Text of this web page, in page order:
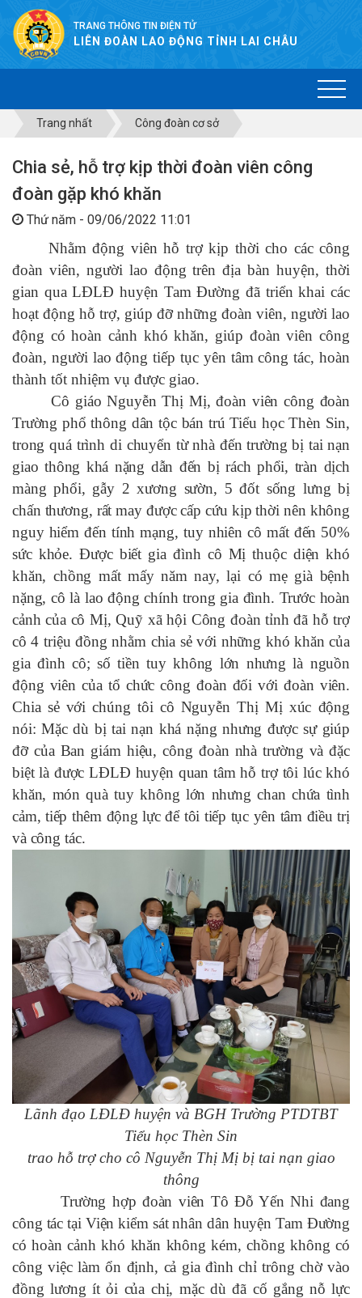
TRANG THÔNG TIN ĐIỆN TỬ
LIÊN ĐOÀN LAO ĐỘNG TỈNH LAI CHÂU
Trang nhất Công đoàn cơ sở
Chia sẻ, hỗ trợ kịp thời đoàn viên công
đoàn gặp khó khăn
Thứ năm - 09/06/2022 11:01
Nhằm động viên hỗ trợ kịp thời cho các công
đoàn viên, người lao động trên địa bàn huyện, thời
gian qua LĐLĐ huyện Tam Đườngđã triển khai các
hoạt động hỗ trợ, giúp đỡ những đoàn viên, người lao
động có hoàn cảnh khó khăn, giúp đoàn viên công
đoàn, người lao động tiếp tục yên tâm công tác, hoàn
thành tốt nhiệm vụ được giao.
Cô giáo Nguyễn Thị Mị, đoàn viên công đoàn
Trường phổ thông dân tộc bán trú Tiểu học Thèn Sin,
trong quá trình di chuyển từ nhà đến trường bị tai nạn
giao thông khá nặng dẫn đến bị rách phổi, tràn dịch
màng phổi, gẫy 2 xương sườn, 5 đốt sống lưng bị
chấn thương, rất may được cấp cứu kịp thời nên không
nguy hiểm đến tính mạng, tuy nhiên cô mất đến 50%
sức khỏe.Được biết gia đình cô Mị thuộc diện khó
khăn, chồng mấtmấynăm nay, lại có mẹ già bệnh
nặng, cô là lao động chính trong gia đình. Trước hoàn
cảnh của cô Mị, Quỹ xã hội Công đoàn tỉnh đã hỗ trợ
cô 4 triệu đồng nhằm chia sẻ với những khó khăn của
gia đình cô; số tiền tuy không lớn nhưng là nguồn
động viên của tổ chức công đoàn đối với đoàn viên.
Chia sẻ với chúng tôi cô Nguyễn Thị Mị xúc động
nói: Mặc dù bị tai nạn khá nặng nhưng được sự giúp
đỡ của Ban giám hiệu, công đoàn nhà trường và đặc
biệt là được LĐLĐ huyện quan tâm hỗ trợ tôi lúc khó
khăn, món quà tuy không lớn nhưng chan chứa tình
cảm, tiếp thêm động lực để tôi tiếp tục yên tâm điều trị
và công tác.
Lãnh đạo LĐLĐ huyện và BGH Trường PTDTBT
Tiểu học Thèn Sin
trao hỗ trợ cho cô Nguyễn Thị Mị bị tai nạn giao
thông
Trường hợp đoàn viên Tô Đỗ Yến Nhi đang
công tác tại Viện kiểm sát nhân dân huyện Tam Đường
có hoàn cảnh khó khăn không kém, chồng không có
công việc làm ổn định, cả gia đình chỉ trông chờ vào
đồng lương ít ỏi của chị, mặc dù đã cố gắng nỗ lực